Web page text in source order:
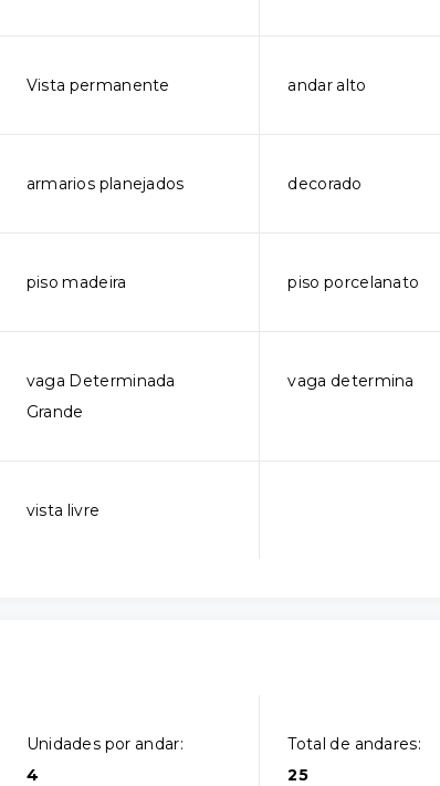
Vista permanente andar alto
armarios planejados decorado
piso madeira piso porcelanato
vaga Determinada
Grande
vaga determina
vista livre
Unidades por andar:
4
Total de andares:
25